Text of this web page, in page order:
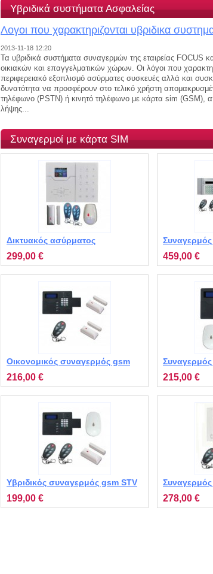
Υβριδικά συστήματα Ασφαλείας
Λογοι που χαρακτηριζονται υβριδικα
2013-11-18 12:20
Τα υβριδικά συστήματα συναγερμών της εταιρείας FOCUS
οικιακών και επαγγελματικών χώρων. Οι λόγοι που
περιφερειακό εξοπλισμό ασύρματες συσκευές αλλά και
δυνατότητα να προσφέρουν στο τελικό χρήστη
τηλέφωνο (PSTN) ή κινητό τηλέφωνο με κάρτα sim (GSM),
λήψης...
Συναγερμοί με κάρτα SIM
Δικτυακός ασύρματος
συναγερμός με WiFi VGT MT-
1120
299,00 €
STIV MT-9320
459,00 €
Οικονομικός συναγερμός gsm
STV MT2010
216,00 €
κινητό STV
215,00 €
Υβριδικός συναγερμός gsm STV
M1120 με 1 ασύρματη επαφή, 1
ασύρματο ραντάρ, 2
199,00 €
ειδοποίηση
επαφή, 1
278,00 €